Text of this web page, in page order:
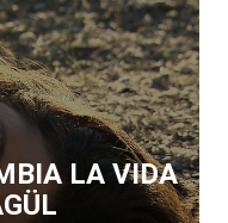
LA VIDA